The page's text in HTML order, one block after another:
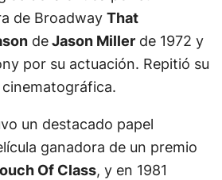
de Broadway That
deJason Millerde 1972 y
por su actuación. Repitió su
un destacado papel
ganadora de un premio
Of Class, y en 1981